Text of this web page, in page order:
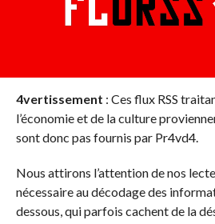
4vertissement : Ces flux RSS
l’économie et de la culture
sont donc pas fournis par Pr4vd4.
Nous attirons l’attention de nos
nécessaire au décodage des
dessous, qui parfois cachent de la